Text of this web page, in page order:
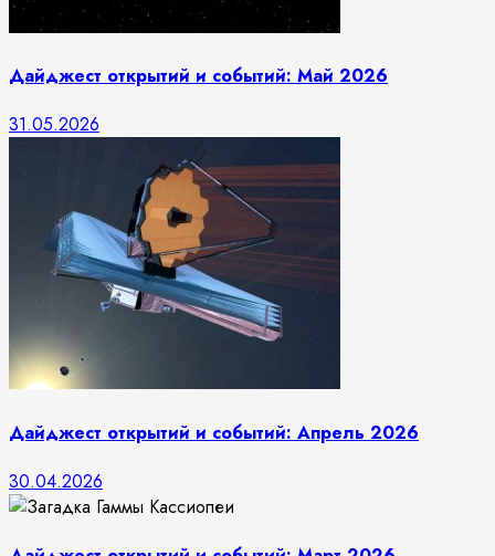
Дайджест открытий и событий: Май 2026
31.05.2026
Дайджест открытий и событий: Апрель 2026
30.04.2026